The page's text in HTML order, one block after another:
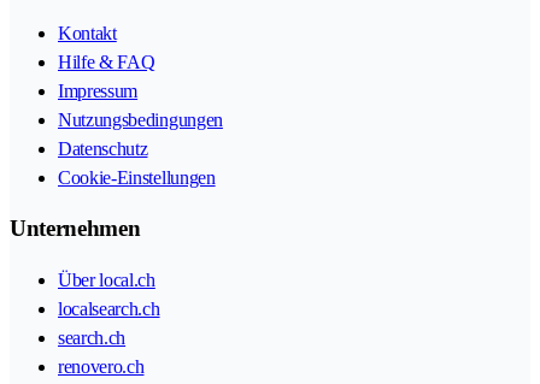
Kontakt
Hilfe & FAQ
Impressum
Nutzungsbedingungen
Datenschutz
Cookie-Einstellungen
Unternehmen
Über local.ch
localsearch.ch
search.ch
renovero.ch